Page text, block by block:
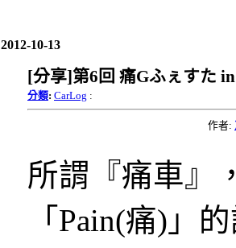
2012-10-13
[分享]第6回 痛Gふぇすた
分類: CarLog :
作者:
所謂『痛車』
「Pain(痛)」